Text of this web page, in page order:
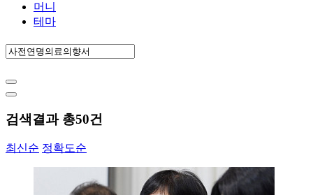
머니
테마
검색결과 총50건
최신순 정확도순